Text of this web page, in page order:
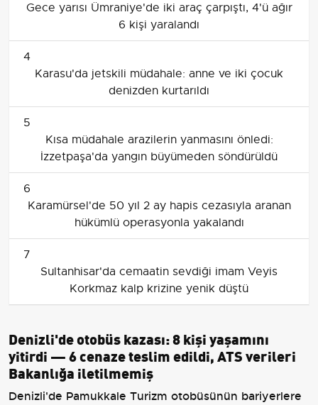
Gece yarısı Ümraniye'de iki araç çarpıştı, 4'ü ağır
6 kişi yaralandı
4
Karasu'da jetskili müdahale: anne ve iki çocuk
denizden kurtarıldı
5
Kısa müdahale arazilerin yanmasını önledi:
İzzetpaşa'da yangın büyümeden söndürüldü
6
Karamürsel'de 50 yıl 2 ay hapis cezasıyla aranan
hükümlü operasyonla yakalandı
7
Sultanhisar'da cemaatin sevdiği imam Veyis
Korkmaz kalp krizine yenik düştü
Denizli'de otobüs kazası: 8 kişi yaşamını
yitirdi — 6 cenaze teslim edildi, ATS verileri
Bakanlığa iletilmemiş
Denizli'de Pamukkale Turizm otobüsünün bariyerlere